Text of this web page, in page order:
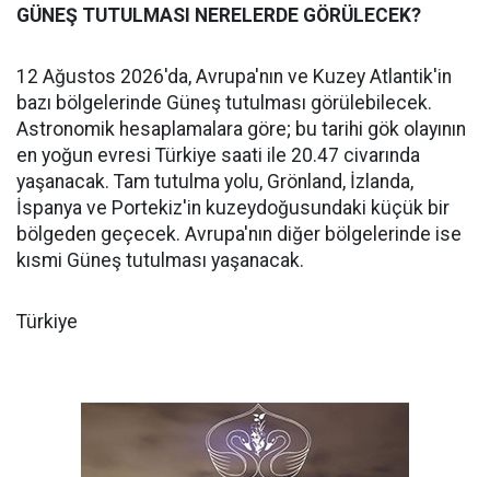
GÜNEŞ TUTULMASI NERELERDE GÖRÜLECEK?
12 Ağustos 2026'da, Avrupa'nın ve Kuzey Atlantik'in
bazı bölgelerinde Güneş tutulması görülebilecek.
Astronomik hesaplamalara göre; bu tarihi gök olayının
en yoğun evresi Türkiye saati ile 20.47 civarında
yaşanacak. Tam tutulma yolu, Grönland, İzlanda,
İspanya ve Portekiz'in kuzeydoğusundaki küçük bir
bölgeden geçecek. Avrupa'nın diğer bölgelerinde ise
kısmi Güneş tutulması yaşanacak.
Türkiye